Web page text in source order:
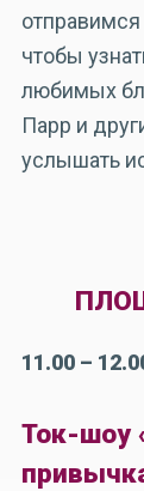
чтобы
любимых
Парр и
услышать
11.00 –
Ток-шоу